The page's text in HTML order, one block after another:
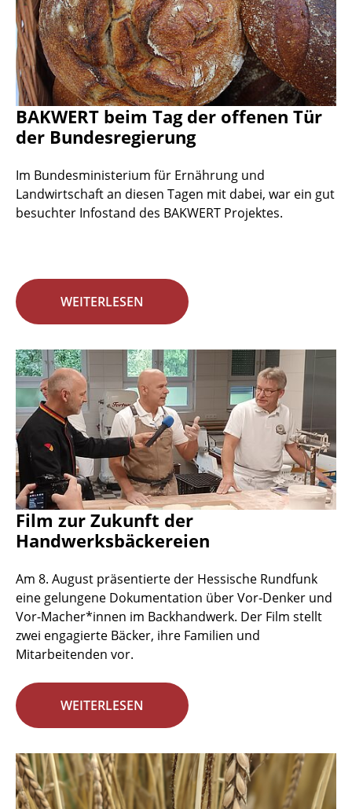
BAKWERT beim Tag der offenen Tür
der Bundesregierung
Im Bundesministerium für Ernährung und
Landwirtschaft an diesen Tagen mit dabei, war ein gut
besuchter Infostand des BAKWERT Projektes.
WEITERLESEN
Film zur Zukunft der
Handwerksbäckereien
Am 8. August präsentierte der Hessische Rundfunk
eine gelungene Dokumentation über Vor-Denker und
Vor-Macher*innen im Backhandwerk. Der Film stellt
zwei engagierte Bäcker, ihre Familien und
Mitarbeitenden vor.
WEITERLESEN